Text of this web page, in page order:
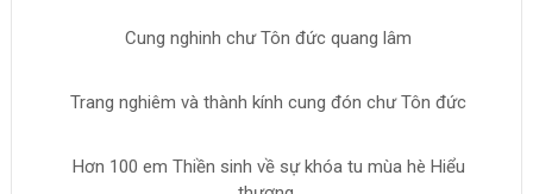
Cung nghinh chư Tôn đức quang lâm
Trang nghiêm và thành kính cung đón chư Tôn đức
Hơn 100 em Thiền sinh về sự khóa tu mùa hè Hiểu